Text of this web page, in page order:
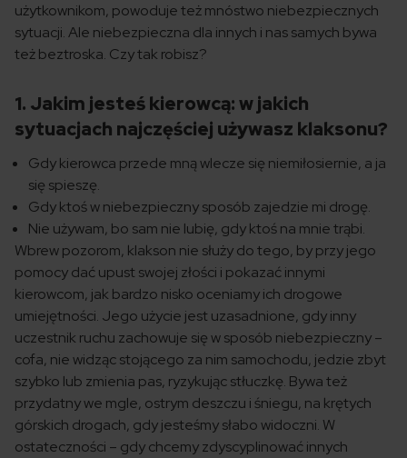
użytkownikom, powoduje też mnóstwo niebezpiecznych
sytuacji. Ale niebezpieczna dla innych i nas samych bywa
też beztroska. Czy tak robisz?
1. Jakim jesteś kierowcą: w jakich
sytuacjach najczęściej używasz klaksonu?
Gdy kierowca przede mną wlecze się niemiłosiernie, a ja
się spieszę.
Gdy ktoś w niebezpieczny sposób zajedzie mi drogę.
Nie używam, bo sam nie lubię, gdy ktoś na mnie trąbi.
Wbrew pozorom, klakson nie służy do tego, by przy jego
pomocy dać upust swojej złości i pokazać innymi
kierowcom, jak bardzo nisko oceniamy ich drogowe
umiejętności. Jego użycie jest uzasadnione, gdy inny
uczestnik ruchu zachowuje się w sposób niebezpieczny –
cofa, nie widząc stojącego za nim samochodu, jedzie zbyt
szybko lub zmienia pas, ryzykując stłuczkę. Bywa też
przydatny we mgle, ostrym deszczu i śniegu, na krętych
górskich drogach, gdy jesteśmy słabo widoczni. W
ostateczności – gdy chcemy zdyscyplinować innych